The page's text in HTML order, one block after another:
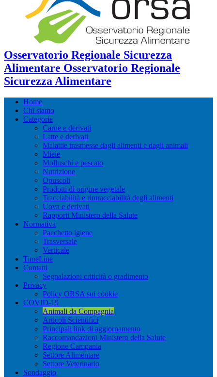
Osservatorio Regionale Sicurezza
Alimentare Osservatorio Regionale
Sicurezza Alimentare
Home
Chi siamo
Categorie
Carne e derivati
Latte e derivati
Malattie trasmesse dagli alimenti e dagli animali
Miele
Molluschi e pescato
Nutrizione
Opuscoli
Prodotti di origine vegetale
Tracciabilità e rintracciabilità degli alimenti
Uova e derivati
Rapporti Ministero della Salute
Normativa
Pacchetto igiene
Trasversale
Verticale
TimeLine
Contatti
Segnalazioni criticità o gradimento
Privacy
Policy ORSA sui cookie
COVID-19
Animali da Compagnia
Articoli Scientifici
Principali link di aggiornamento
Raccomandazioni Ministero della Salute
Regione Campania
Settore Alimentare
Settore Veterinario
Sondaggio